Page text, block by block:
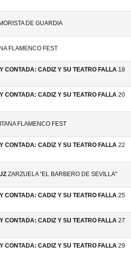
DE GUARDIA
FLAMENCO FEST
CONTADA: CADIZ Y SU TEATRO FALLA 18
CONTADA: CADIZ Y SU TEATRO FALLA 20
FLAMENCO FEST
CONTADA: CADIZ Y SU TEATRO FALLA 22
ZARZUELA "EL BARBERO DE SEVILLA"
CONTADA: CADIZ Y SU TEATRO FALLA 25
CONTADA: CADIZ Y SU TEATRO FALLA 27
CONTADA: CADIZ Y SU TEATRO FALLA 29